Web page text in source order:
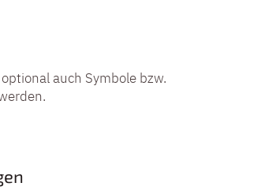
auch Symbole bzw.